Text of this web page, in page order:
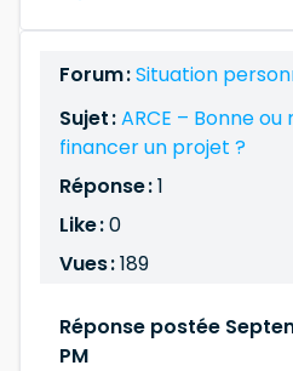
Forum :Situation
Sujet :ARCE – Bonne
financer un projet ?
Réponse :1
Like :0
Vues :189
Réponse postée
PM